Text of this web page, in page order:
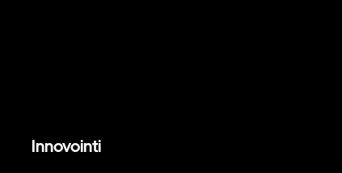
Innovointi